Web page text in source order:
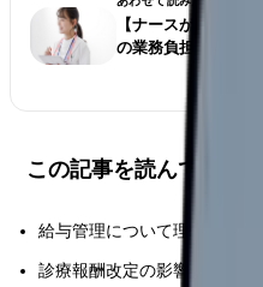
【ナースが選ぶ仕
の業務負担とストレ
この記事を読んでほしい
給与管理について理解を深め
診療報酬改定の影響を把握し